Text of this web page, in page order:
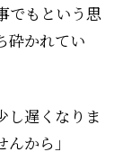
も――という思
砕かれてい
し遅くなりま
から」